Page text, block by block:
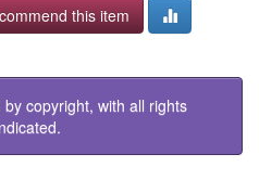
this item
copyright, with all rights